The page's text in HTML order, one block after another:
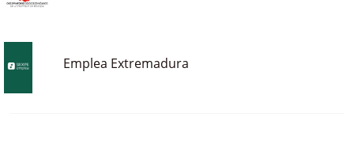
Emplea Extremadura